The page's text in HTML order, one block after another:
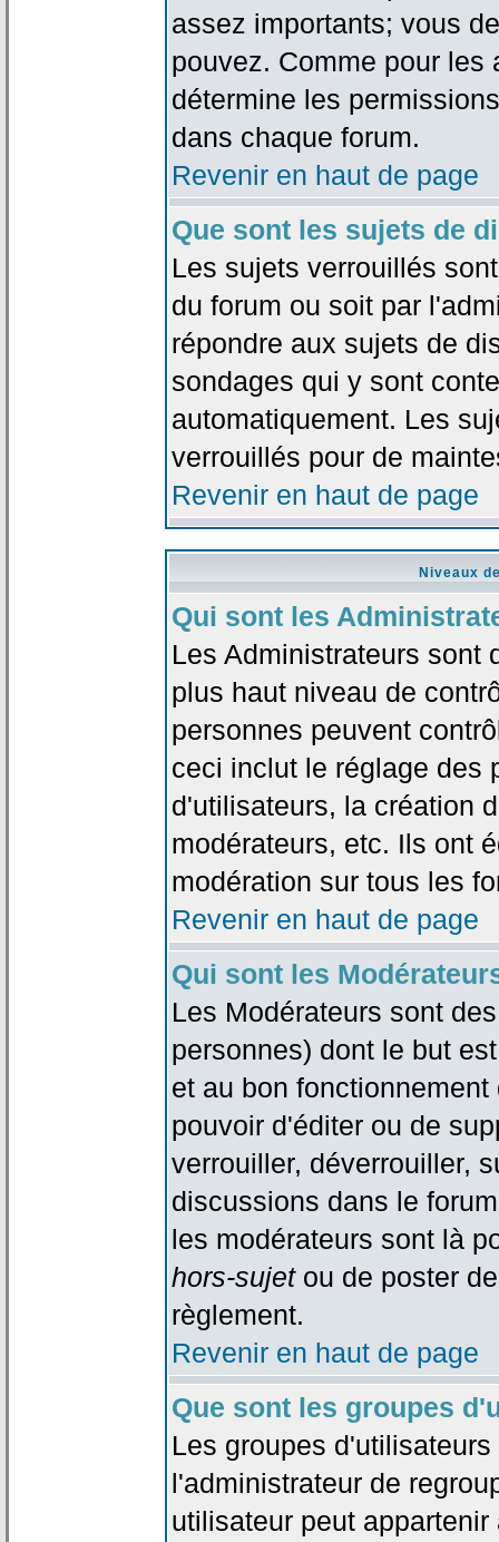
assez importants; vous
pouvez. Comme pour les
détermine les
dans chaque forum.
Revenir en haut de page
Que sont les sujets de
Les sujets verrouillés
du forum ou soit par
répondre aux sujets de
sondages qui y sont
automatiquement. Les
verrouillés pour de
Revenir en haut de page
Niveaux
Qui sont les
Les Administrateurs sont
plus haut niveau de
personnes peuvent
ceci inclut le réglage des
d'utilisateurs, la création
modérateurs, etc. Ils ont
modération sur tous les
Revenir en haut de page
Qui sont les
Les Modérateurs sont
personnes) dont le but
et au bon
pouvoir d'éditer ou de
verrouiller, déverrouiller,
discussions dans le
les modérateurs sont là
hors-sujetou de poster
règlement.
Revenir en haut de page
Que sont les groupes
Les groupes
l'administrateur de
utilisateur peut